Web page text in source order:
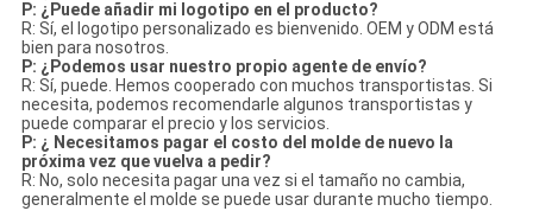
P: ¿Puede añadir mi logotipo en el producto?
R: Sí, el logotipo personalizado es bienvenido. OEM y ODM está
bien para nosotros.
P: ¿Podemos usar nuestro propio agente de envío?
R: Sí, puede. Hemos cooperado con muchos transportistas. Si
necesita, podemos recomendarle algunos transportistas y
puede comparar el precio y los servicios.
P: ¿ Necesitamos pagar el costo del molde de nuevo la
próxima vez que vuelva a pedir?
R: No, solo necesita pagar una vez si el tamaño no cambia,
generalmente el molde se puede usar durante mucho tiempo.